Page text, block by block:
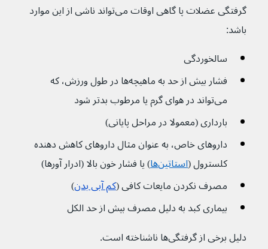
گرفتگی عضلات پا گاهی اوقات می‌تواند ناشی از این موارد
باشد:
سالخوردگی
فشار بیش از حد به ماهیچه‌ها در طول ورزش، که
می‌تواند در هوای گرم یا مرطوب بدتر شود
بارداری (معمولا در مراحل پایانی)
داروهای خاص، به عنوان مثال داروهای کاهش دهنده
کلسترول (استاتین‌ها ) یا فشار خون بالا (ادرار آورها)
مصرف نکردن مایعات کافی (کم آبی بدن)
بیماری کبد به دلیل مصرف بیش از حد الکل
دلیل برخی از گرفتگی‌ها ناشناخته است.